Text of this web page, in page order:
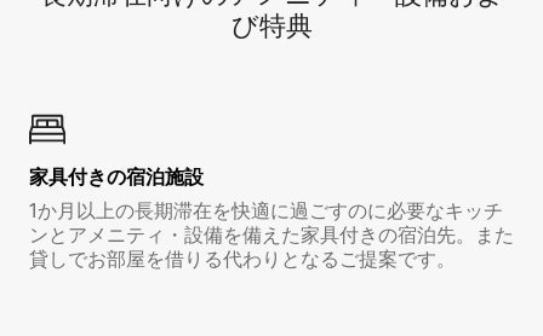
び特⁠典
家具付き⁠の宿⁠泊⁠施⁠設
1か月以上の長期滞在を快適に過ごすのに必要なキッチ
ンとアメニティ・設備を備えた家具付きの宿泊先。また
貸しでお部屋を借りる代わりとなるご提案です。